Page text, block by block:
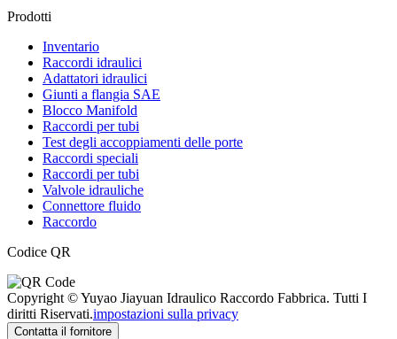
Prodotti
Inventario
Raccordi idraulici
Adattatori idraulici
Giunti a flangia SAE
Blocco Manifold
Raccordi per tubi
Test degli accoppiamenti delle porte
Raccordi speciali
Raccordi per tubi
Valvole idrauliche
Connettore fluido
Raccordo
Codice QR
Copyright © Yuyao Jiayuan Idraulico Raccordo Fabbrica. Tutti I
diritti Riservati.impostazioni sulla privacy
Contatta il fornitore